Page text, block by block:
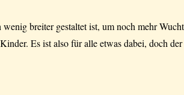
breiter gestaltet ist, um noch mehr Wucht
Es ist also für alle etwas dabei, doch der